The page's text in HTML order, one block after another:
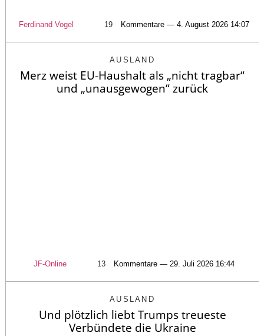
Ferdinand Vogel 19 Kommentare — 4. August 2026 14:07
AUSLAND
Merz weist EU-Haushalt als „nicht tragbar“
und „unausgewogen“ zurück
JF-Online 13 Kommentare — 29. Juli 2026 16:44
AUSLAND
Und plötzlich liebt Trumps treueste
Verbündete die Ukraine